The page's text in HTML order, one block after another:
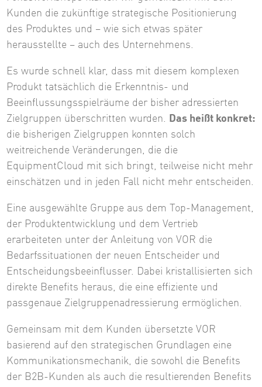
Kunden die zukünftige strategische Positionierung
des Produktes und – wie sich etwas später
herausstellte – auch des Unternehmens.
Es wurde schnell klar, dass mit diesem komplexen
Produkt tatsächlich die Erkenntnis- und
Beeinflussungsspielräume der bisher adressierten
Zielgruppen überschritten wurden.
Das heißt konkret:
die bisherigen Zielgruppen konnten solch
weitreichende Veränderungen, die die
EquipmentCloud mit sich bringt, teilweise nicht mehr
einschätzen und in jeden Fall nicht mehr entscheiden.
Eine ausgewählte Gruppe aus dem Top-Management,
der Produktentwicklung und dem Vertrieb
erarbeiteten unter der Anleitung von VOR die
Bedarfssituationen der neuen Entscheider und
Entscheidungsbeeinflusser. Dabei kristallisierten sich
direkte Benefits heraus, die eine effiziente und
passgenaue Zielgruppenadressierung ermöglichen.
Gemeinsam mit dem Kunden übersetzte VOR
basierend auf den strategischen Grundlagen eine
Kommunikationsmechanik, die sowohl die Benefits
der B2B-Kunden als auch die resultierenden Benefits